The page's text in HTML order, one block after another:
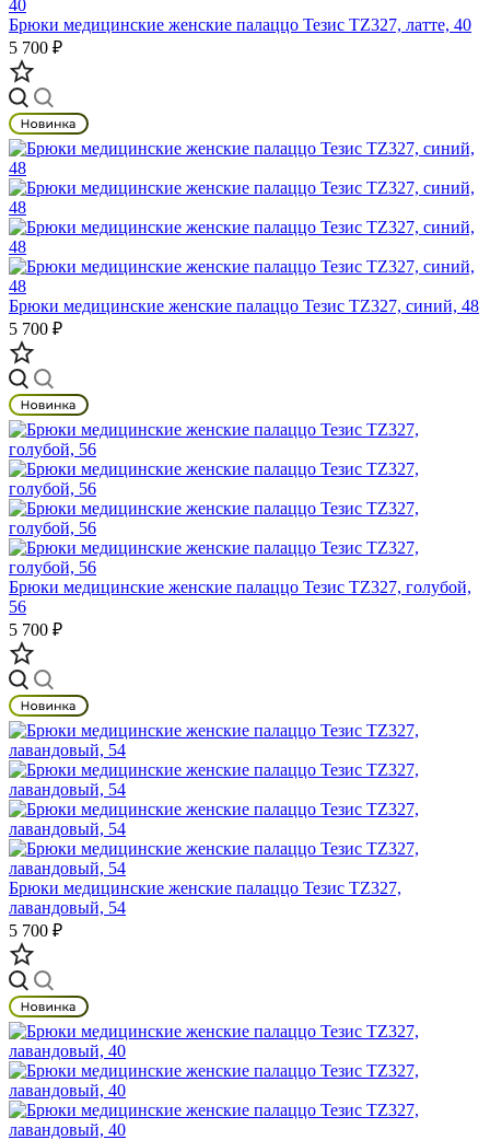
Брюки медицинские женские палаццо Тезис TZ327, латте, 40
5 700 ₽
Брюки медицинские женские палаццо Тезис TZ327, синий, 48
5 700 ₽
Брюки медицинские женские палаццо Тезис TZ327, голубой,
56
5 700 ₽
Брюки медицинские женские палаццо Тезис TZ327,
лавандовый, 54
5 700 ₽